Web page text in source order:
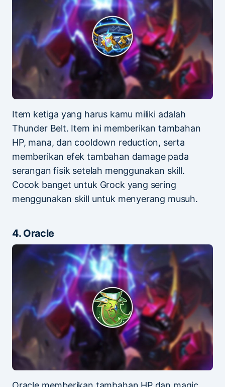
Item ketiga yang harus kamu miliki adalah
Thunder Belt. Item ini memberikan tambahan
HP, mana, dan cooldown reduction, serta
memberikan efek tambahan damage pada
serangan fisik setelah menggunakan skill.
Cocok banget untuk Grock yang sering
menggunakan skill untuk menyerang musuh.
4. Oracle